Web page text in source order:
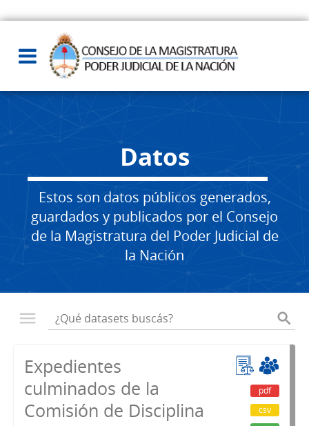
Datos
Estos son datos públicos generados,
guardados y publicados por el Consejo
de la Magistratura del Poder Judicial de
la Nación
Expedientes
culminados de la
Comisión de Disciplina
pdf
csv